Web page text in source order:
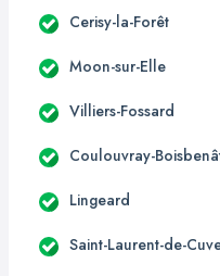
Cerisy-la-Forêt
Moon-sur-Elle
Villiers-Fossard
Coulouvray-
Lingeard
Saint-Laurent-de-